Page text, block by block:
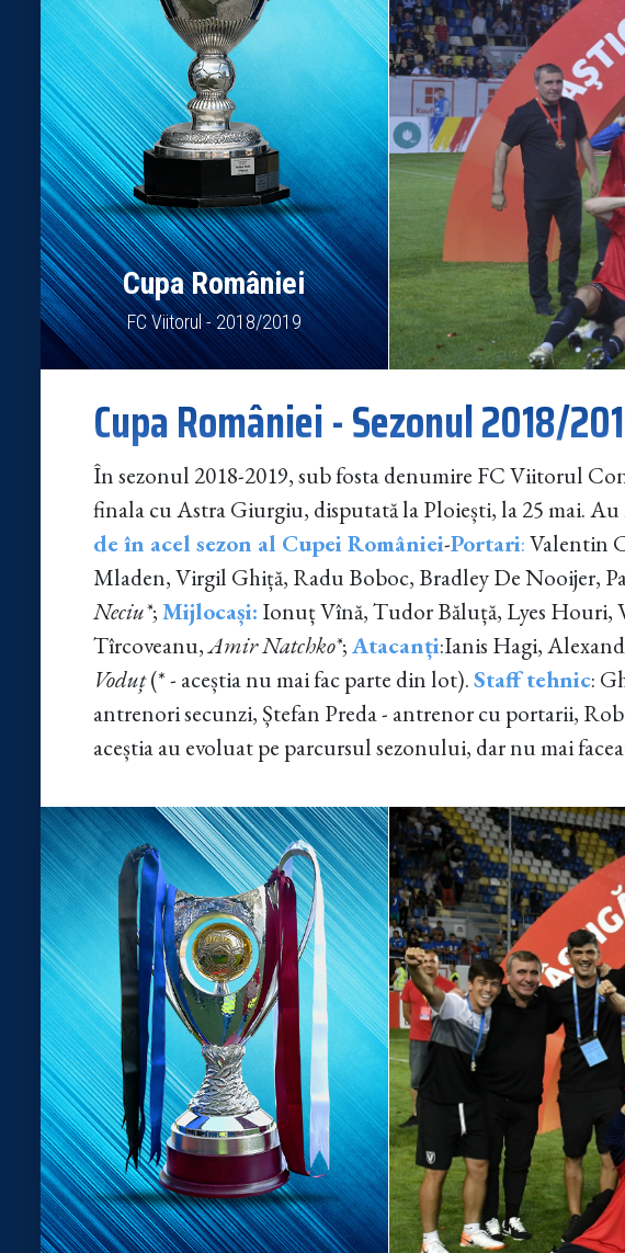
Cupa României
FC Viitorul - 2018/2019
Cupa României - Sezonul 2018/
În sezonul 2018-2019, sub fosta denumire FC Viitorul
finala cu Astra Giurgiu, disputată la Ploiești, la 25 mai.
de în acel sezon al Cupei României-Portari:Valentin
Mladen, Virgil Ghiță, Radu Boboc, Bradley De Nooijer,
Neciu*;Mijlocași: Ionuț Vînă, Tudor Băluță, Lyes Houri,
Tîrcoveanu,Amir Natchko*;Atacanți:Ianis Hagi,
Voduț(* - aceștia nu mai fac parte din lot).Staff tehnic:
antrenori secunzi, Ștefan Preda - antrenor cu portarii,
aceștia au evoluat pe parcursul sezonului, dar nu mai